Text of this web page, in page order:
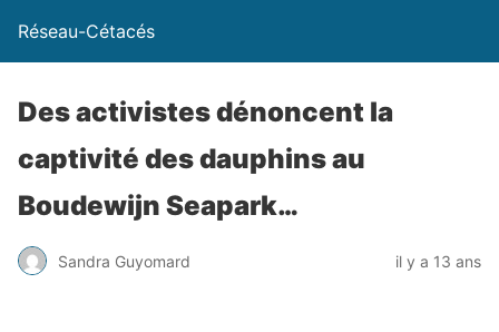
Réseau-Cétacés
Des activistes dénoncent la
captivité des dauphins au
Boudewijn Seapark…
Sandra Guyomard il y a 13 ans